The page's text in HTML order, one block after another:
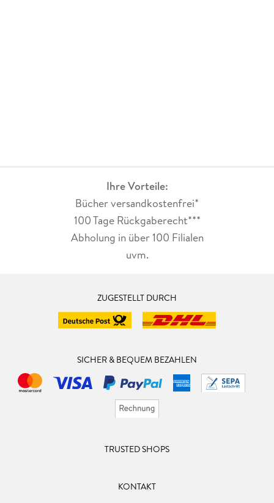
Ihre Vorteile:
Bücher versandkostenfrei*
100 Tage Rückgaberecht***
Abholung in über 100 Filialen
uvm.
ZUGESTELLT DURCH
SICHER & BEQUEM BEZAHLEN
TRUSTED SHOPS
KONTAKT